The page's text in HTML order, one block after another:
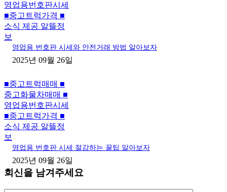
영업용번호판시세
■중고트럭가격 ■
소식 제공 알뜰정
보
영업용 번호판 시세와 안전거래 방법 알아보자
2025년 09월 26일
■중고트럭매매 ■
중고화물차매매 ■
영업용번호판시세
■중고트럭가격 ■
소식 제공 알뜰정
보
영업용 번호판 시세 절감하는 꿀팁 알아보자
2025년 09월 26일
회신을 남겨주세요